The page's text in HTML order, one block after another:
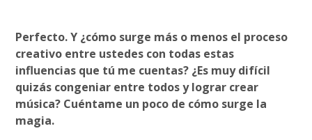
Perfecto. Y ¿cómo surge más o menos el proceso
creativo entre ustedes con todas estas
influencias que tú me cuentas? ¿Es muy difícil
quizás congeniar entre todos y lograr crear
música? Cuéntame un poco de cómo surge la
magia.